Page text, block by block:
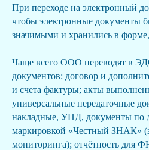
При переходе на электронный
чтобы электронные документы
значимыми и хранились в
Чаще всего ООО переводят в
документов: договор и
и счета фактуры; акты
универсальные передаточные
накладные, УПД, документы по
маркировкой «Честный ЗНАК»
мониторинга); отчётность для